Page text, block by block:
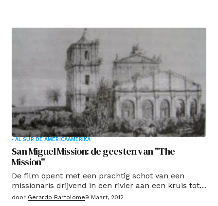
meter in heel Mexico.
AL SUR DE AMERICAAMERIKA
San Miguel Mission: de geesten van "The
Mission"
De film opent met een prachtig schot van een
missionaris drijvend in een rivier aan een kruis tot
aan het water wordt gesleept door een
door Gerardo Bartolome9 Maart, 2012